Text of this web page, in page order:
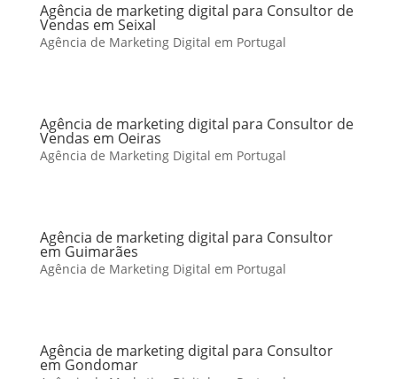
Agência de marketing digital para Consultor de
Vendas em Seixal
Agência de Marketing Digital em Portugal
Agência de marketing digital para Consultor de
Vendas em Oeiras
Agência de Marketing Digital em Portugal
Agência de marketing digital para Consultor
em Guimarães
Agência de Marketing Digital em Portugal
Agência de marketing digital para Consultor
em Gondomar